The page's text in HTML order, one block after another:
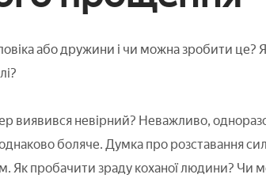
або дружини і чи можна зробити це?
виявився невірний? Неважливо,
боляче. Думка про розставання
Як пробачити зраду коханої людини? Чи